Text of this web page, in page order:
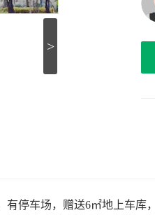
>
有停车场，赠送6㎡地上车库